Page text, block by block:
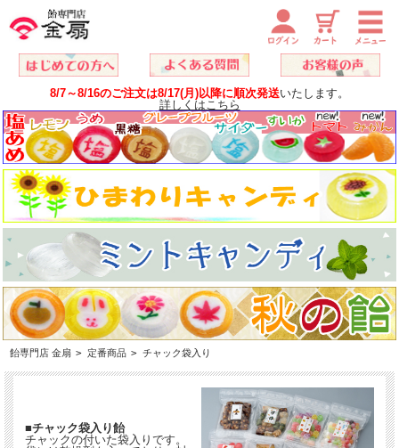
8/7～8/16のご注文は8/17(月)以降に順次発送いたします。
詳しくはこちら
飴専門店 金扇 > 定番商品 > チャック袋入り
■チャック袋入り飴
チャックの付いた袋入りです。